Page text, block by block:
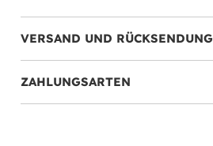
VERSAND UND RÜCKSENDUNG
ZAHLUNGSARTEN